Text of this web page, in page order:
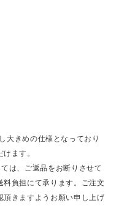
大きめの仕様となっており
ます。
は、ご返品をお断りさせて
負担にて承ります。ご注文
きますようお願い申し上げ